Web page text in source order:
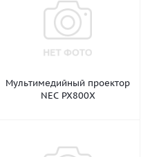
Мультимедийный проектор
NEC PX800X